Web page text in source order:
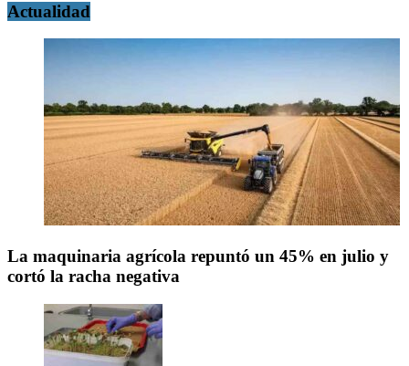
Actualidad
La maquinaria agrícola repuntó un 45% en julio y
cortó la racha negativa